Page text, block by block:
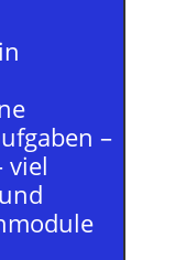
–
viel